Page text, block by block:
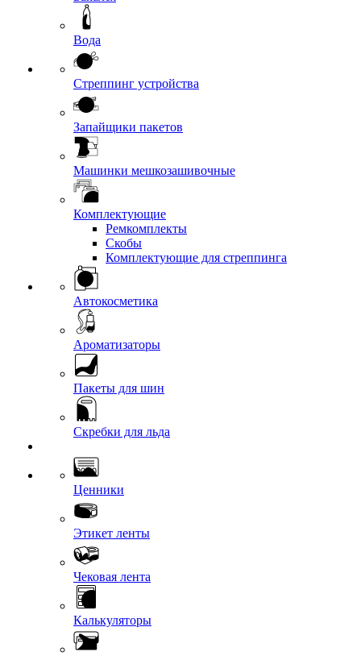
Вода
Стреппинг устройства
Запайщики пакетов
Машинки мешкозашивочные
Комплектующие
Ремкомплекты
Скобы
Комплектующие для стреппинга
Автокосметика
Ароматизаторы
Пакеты для шин
Скребки для льда
Ценники
Этикет ленты
Чековая лента
Калькуляторы